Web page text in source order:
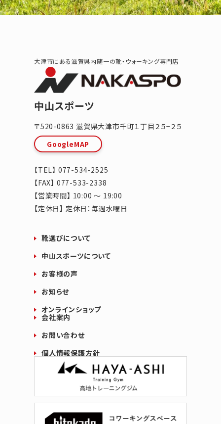
大津市にある滋賀県内随一の靴・ウォーキング専門店
中山スポーツ
〒520-0863 滋賀県大津市千町１丁目２５−２５
GoogleMAP
【TEL】 077-534-2525
【FAX】 077-533-2338
【営業時間】 10:00 ～ 19:00
【定休日】 定休日：毎週水曜日
靴選びについて
中山スポーツについて
お客様の声
お知らせ
オンラインショップ
会社案内
お問い合わせ
個人情報保護方針